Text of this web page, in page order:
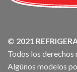
© 2021
Todos los derechos
Algúnos modelos